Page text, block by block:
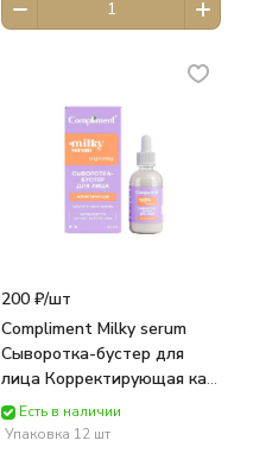
200 ₽/шт
Compliment Milky serum
Сыворотка-бустер для
лица Корректирующая кар/
п 27мл 890521 ТИМЕКС
Есть в наличии
Упаковка 12 шт